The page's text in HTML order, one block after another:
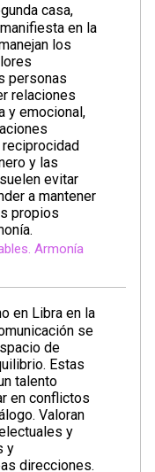
casa,
en la
los
personas
relaciones
y emocional,
reciprocidad
y las
evitar
a mantener
propios
Armonía
en Libra en la
se
de
Estas
talento
en conflictos
Valoran
y
y
direcciones.